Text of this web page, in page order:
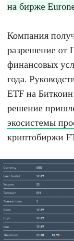
на бирже
Компания
разрешение от
финансовых
года.
ETF на
решение
экосистемы
криптобиржи